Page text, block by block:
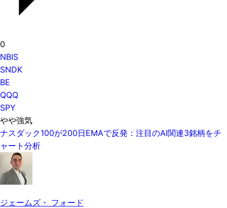
0
NBIS
SNDK
BE
QQQ
SPY
やや強気
ナスダック100が200日EMAで反発：注目のAI関連3銘柄をチ
ャート分析
ジェームズ・ フォード